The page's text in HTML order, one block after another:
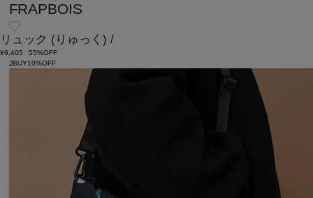
FRAPBOIS
リュック (りゅっく) /
¥9,405
55%OFF
2BUY10%OFF